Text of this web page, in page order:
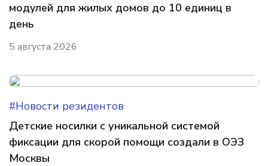
модулей для жилых домов до 10 единиц в
день
5 августа 2026
#Новости резидентов
Детские носилки с уникальной системой
фиксации для скорой помощи создали в ОЭЗ
Москвы